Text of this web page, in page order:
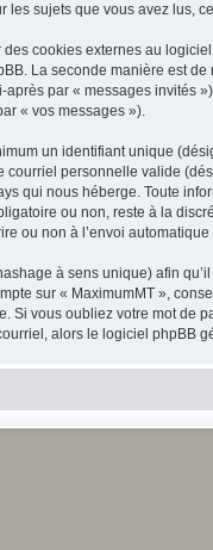
les sujets que vous avez lus,
cookies externes au
La seconde manière est
par « messages invités
« vos messages »).
un identifiant unique
courriel personnelle valide
qui nous héberge. Toute
ou non, reste à la
ou non à l’envoi
à sens unique) afin
sur « MaximumMT »,
Si vous oubliez votre mot de
alors le logiciel phpBB